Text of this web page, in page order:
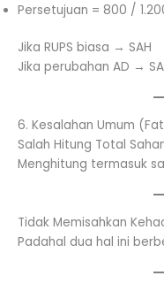
Persetujuan = 800 /
Jika RUPS biasa → SAH
Jika perubahan AD →
6. Kesalahan Umum
Salah Hitung Total
Menghitung termasuk
Tidak Memisahkan
Padahal dua hal ini